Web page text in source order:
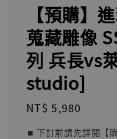
【預購】
蒐藏雕像
列 兵長vs
studio]
Regular
NT$ 5,980
⏹︎ 下訂前請先詳閱【